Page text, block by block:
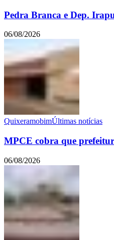
Pedra Branca e Dep.
06/08/2026
QuixeramobimÚltimas notícias
MPCE cobra que
06/08/2026